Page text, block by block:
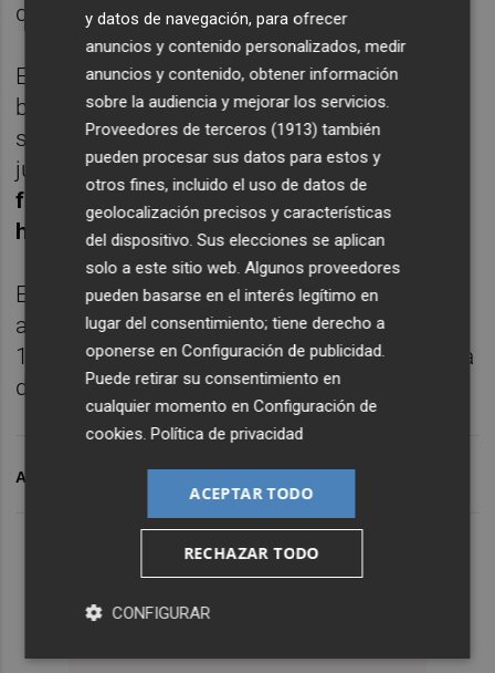
dólares, un 0,42% más.
En el mercado de deuda, el rendimiento del
bono español con vencimiento a 10 años se
situaba en el 3,302%, frente al 3,275% del
jueves. De esta forma,la prima de riesgo
frente a la deuda alemana caía 1,6 puntos,
hasta los 90 puntos básicos.
El euro cotizaba sin grandes cambios frente
al dólar, situándose en un tipo de cambio de
1,0769 'billetes verdes' por cada unidad de la
divisa comunitaria.
ARCHIVADO EN
y datos de navegación, para ofrecer
anuncios y contenido personalizados, medir
anuncios y contenido, obtener información
sobre la audiencia y mejorar los servicios.
Proveedores de terceros (1913) también
pueden procesar sus datos para estos y
otros fines, incluido el uso de datos de
geolocalización precisos y características
del dispositivo. Sus elecciones se aplican
solo a este sitio web. Algunos proveedores
pueden basarse en el interés legítimo en
lugar del consentimiento; tiene derecho a
oponerse enConfiguración de publicidad.
Puede retirar su consentimiento en
cualquier momento enConfiguración de
cookies.Política de privacidad
ACEPTAR TODO
RECHAZAR TODO
CONFIGURAR